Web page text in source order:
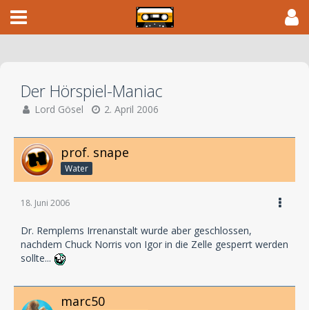
Der Hörspiel-Maniac
Lord Gösel 2. April 2006
prof. snape
Water
18. Juni 2006
Dr. Remplems Irrenanstalt wurde aber geschlossen,
nachdem Chuck Norris von Igor in die Zelle gesperrt werden
sollte...
marc50